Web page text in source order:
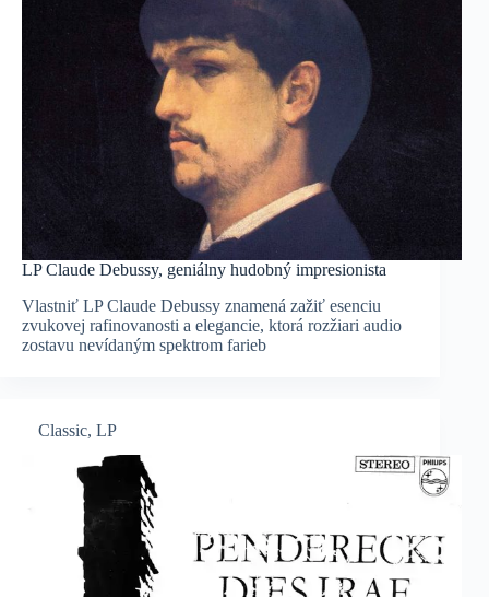
LP Claude Debussy, geniálny hudobný impresionista
Vlastniť LP Claude Debussy znamená zažiť esenciu
zvukovej rafinovanosti a elegancie, ktorá rozžiari audio
zostavu nevídaným spektrom farieb
Classic, LP